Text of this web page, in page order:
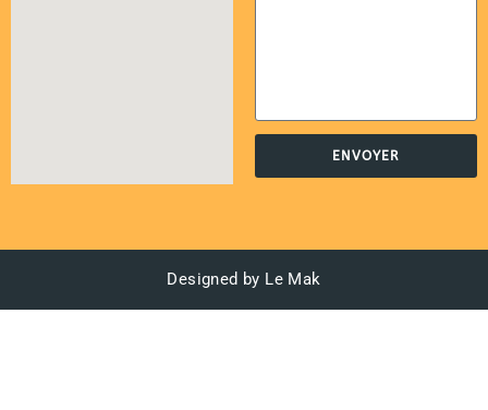
ENVOYER
Designed by Le Mak